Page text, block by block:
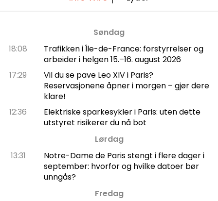
Søndag
18:08
Trafikken i Île-de-France: forstyrrelser og
arbeider i helgen 15.–16. august 2026
17:29
Vil du se pave Leo XIV i Paris?
Reservasjonene åpner i morgen – gjør dere
klare!
12:36
Elektriske sparkesykler i Paris: uten dette
utstyret risikerer du nå bot
Lørdag
13:31
Notre-Dame de Paris stengt i flere dager i
september: hvorfor og hvilke datoer bør
unngås?
Fredag